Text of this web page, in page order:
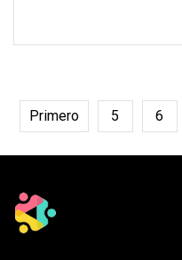
Primero 5 6